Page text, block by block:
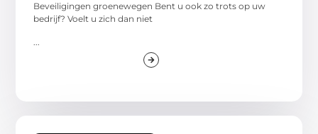
Beveiligingen groenewegen Bent u ook zo trots op uw
bedrijf? Voelt u zich dan niet